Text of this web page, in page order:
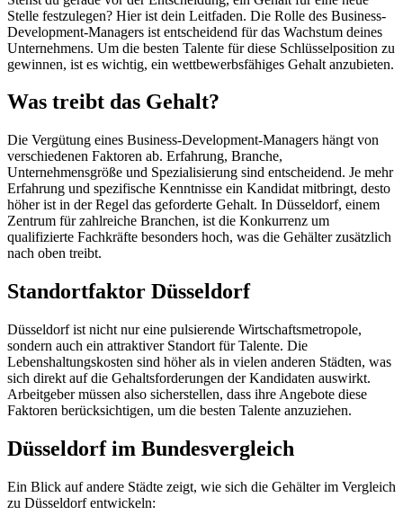
Stelle festzulegen? Hier ist dein Leitfaden. Die Rolle des Business-
Development-Managers ist entscheidend für das Wachstum deines
Unternehmens. Um die besten Talente für diese Schlüsselposition zu
gewinnen, ist es wichtig, ein wettbewerbsfähiges Gehalt anzubieten.
Was treibt das Gehalt?
Die Vergütung eines Business-Development-Managers hängt von
verschiedenen Faktoren ab. Erfahrung, Branche,
Unternehmensgröße und Spezialisierung sind entscheidend. Je mehr
Erfahrung und spezifische Kenntnisse ein Kandidat mitbringt, desto
höher ist in der Regel das geforderte Gehalt. In Düsseldorf, einem
Zentrum für zahlreiche Branchen, ist die Konkurrenz um
qualifizierte Fachkräfte besonders hoch, was die Gehälter zusätzlich
nach oben treibt.
Standortfaktor Düsseldorf
Düsseldorf ist nicht nur eine pulsierende Wirtschaftsmetropole,
sondern auch ein attraktiver Standort für Talente. Die
Lebenshaltungskosten sind höher als in vielen anderen Städten, was
sich direkt auf die Gehaltsforderungen der Kandidaten auswirkt.
Arbeitgeber müssen also sicherstellen, dass ihre Angebote diese
Faktoren berücksichtigen, um die besten Talente anzuziehen.
Düsseldorf im Bundesvergleich
Ein Blick auf andere Städte zeigt, wie sich die Gehälter im Vergleich
zu Düsseldorf entwickeln: